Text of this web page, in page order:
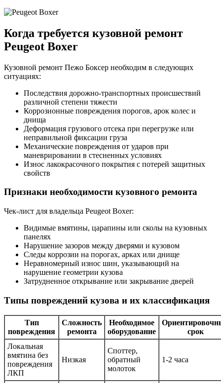
Когда требуется кузовной ремонт
Peugeot Boxer
Кузовной ремонт Пежо Боксер необходим в следующих
ситуациях:
Последствия дорожно-транспортных происшествий
различной степени тяжести
Коррозионные повреждения порогов, арок колес и
днища
Деформация грузового отсека при перегрузке или
неправильной фиксации груза
Механические повреждения от ударов при
маневрировании в стесненных условиях
Износ лакокрасочного покрытия с потерей защитных
свойств
Признаки необходимости кузовного ремонта
Чек-лист для владельца Peugeot Boxer:
Видимые вмятины, царапины или сколы на кузовных
панелях
Нарушение зазоров между дверями и кузовом
Следы коррозии на порогах, арках или днище
Неравномерный износ шин, указывающий на
нарушение геометрии кузова
Затрудненное открывание или закрывание дверей
Типы повреждений кузова и их классификация
Тип
повреждения
Сложность
ремонта
Необходимое
оборудование
срок
Локальная
вмятина без
повреждения
ЛКП
Низкая
Споттер,
обратный
молоток
1-2 часа